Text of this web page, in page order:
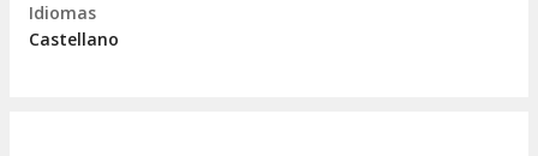
Idiomas
Castellano